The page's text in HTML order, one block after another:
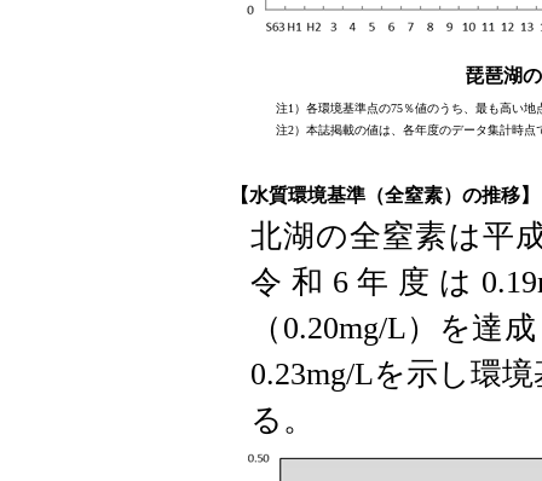
琵琶湖
注1）各環境基準点の75％値のうち、最も高い地
注2）本誌掲載の値は、各年度のデータ集計時点
【水質環境基準（全窒素）の推移】
北湖の全窒素は平
令和6年度は
（0.20mg/L）を達
0.23mg/Lを示し環
る。